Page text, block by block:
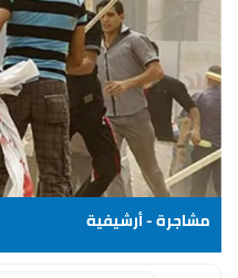
مشاجرة - أرشيفية